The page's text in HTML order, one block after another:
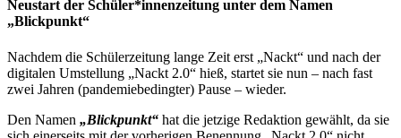
Neustart der Schüler*innenzeitung unter dem Namen
„Blickpunkt“
Nachdem die Schülerzeitung lange Zeit erst „Nackt“ und nach der
digitalen Umstellung „Nackt 2.0“ hieß, startet sie nun – nach fast
zwei Jahren (pandemiebedingter) Pause – wieder.
Den Namen „Blickpunkt“ hat die jetzige Redaktion gewählt, da sie